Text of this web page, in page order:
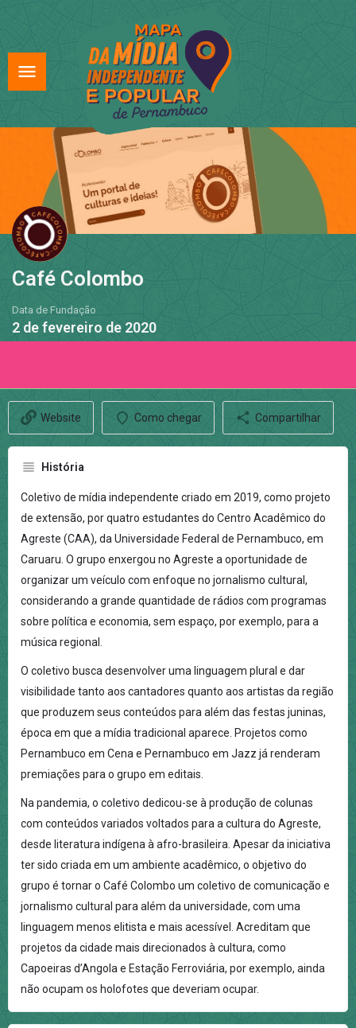
Café Colombo
Data de Fundação
2 de fevereiro de 2020
Website Como chegar Compartilhar
História
Coletivo de mídia independente criado em 2019, como projeto
de extensão, por quatro estudantes do Centro Acadêmico do
Agreste (CAA), da Universidade Federal de Pernambuco, em
Caruaru. O grupo enxergou no Agreste a oportunidade de
organizar um veículo com enfoque no jornalismo cultural,
considerando a grande quantidade de rádios com programas
sobre política e economia, sem espaço, por exemplo, para a
música regional.
O coletivo busca desenvolver uma linguagem plural e dar
visibilidade tanto aos cantadores quanto aos artistas da região
que produzem seus conteúdos para além das festas juninas,
época em que a mídia tradicional aparece. Projetos como
Pernambuco em Cena e Pernambuco em Jazz já renderam
premiações para o grupo em editais.
Na pandemia, o coletivo dedicou-se à produção de colunas
com conteúdos variados voltados para a cultura do Agreste,
desde literatura indígena à afro-brasileira. Apesar da iniciativa
ter sido criada em um ambiente acadêmico, o objetivo do
grupo é tornar o Café Colombo um coletivo de comunicação e
jornalismo cultural para além da universidade, com uma
linguagem menos elitista e mais acessível. Acreditam que
projetos da cidade mais direcionados à cultura, como
Capoeiras d’Angola e Estação Ferroviária, por exemplo, ainda
não ocupam os holofotes que deveriam ocupar.